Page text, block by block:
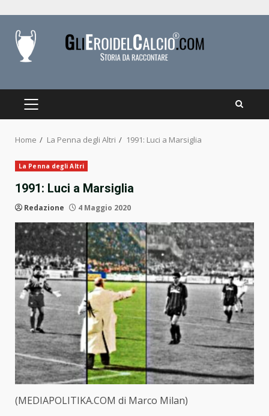
content
PRIMARY
Home La Penna degli Altri 1991: Luci a Marsiglia
La Penna degli Altri
1991: Luci a Marsiglia
Redazione 4 Maggio 2020
(MEDIAPOLITIKA.COM di Marco Milan)